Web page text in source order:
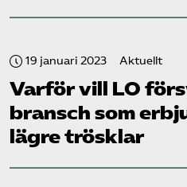
19 januari 2023 Aktuellt
Varför vill LO
bransch som
lägre trösklar